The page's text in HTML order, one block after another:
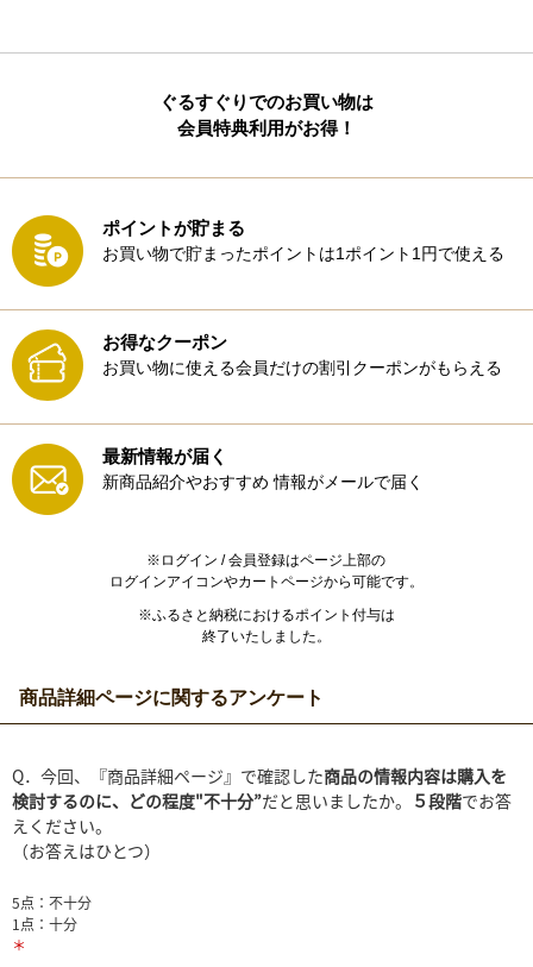
ぐるすぐりでのお買い物は
会員特典利用がお得！
ポイントが貯まる
お買い物で貯まったポイントは1ポイント1円で使える
お得なクーポン
お買い物に使える会員だけの割引クーポンがもらえる
最新情報が届く
新商品紹介やおすすめ 情報がメールで届く
※ログイン / 会員登録はページ上部の
ログインアイコンやカートページから可能です。
※ふるさと納税におけるポイント付与は
終了いたしました。
商品詳細ページに関するアンケート